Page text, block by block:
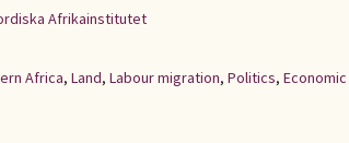
Afrikainstitutet
Africa, Land, Labour migration, Politics,